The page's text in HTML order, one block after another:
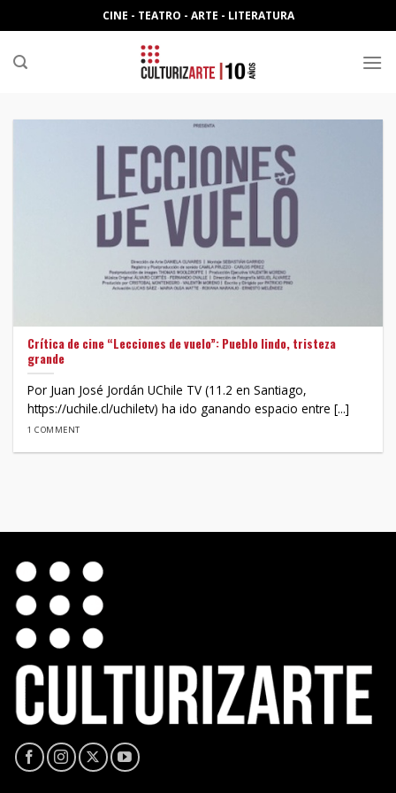
to
content
CINE - TEATRO - ARTE - LITERATURA
Crítica de cine “Lecciones de vuelo”: Pueblo lindo, tristeza
grande
Por Juan José Jordán UChile TV (11.2 en Santiago,
https://uchile.cl/uchiletv) ha ido ganando espacio entre [...]
1 COMMENT